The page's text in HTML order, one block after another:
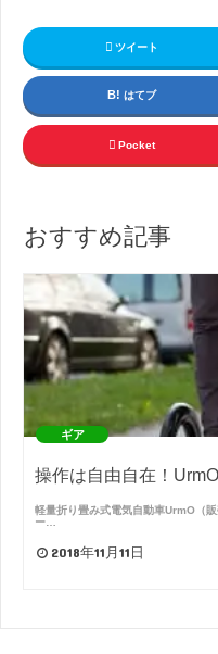
ツイート
はてブ
Pocket
おすすめ記事
ギア
操作は自由自在！
軽量折り畳み式電気自動車UrmO（
ー…
2018年11月11日